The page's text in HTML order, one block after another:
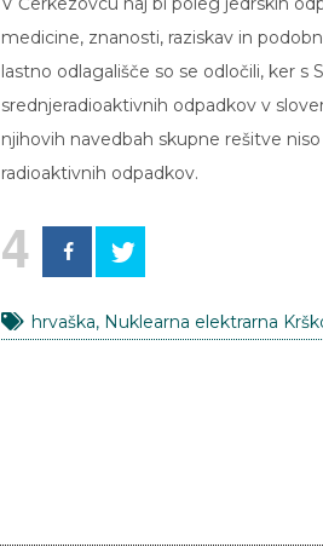
medicine, znanosti, raziskav in
lastno odlagališče so se odločili, ker
srednjeradioaktivnih odpadkov v
njihovih navedbah skupne rešitve
radioaktivnih odpadkov.
4
hrvaška, Nuklearna elektrarna